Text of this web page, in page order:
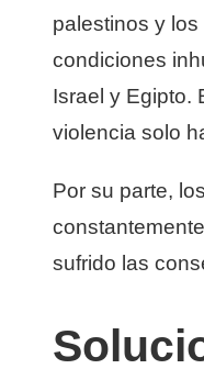
palestinos y
condiciones
Israel y Egipto.
violencia solo
Por su parte,
sufrido las